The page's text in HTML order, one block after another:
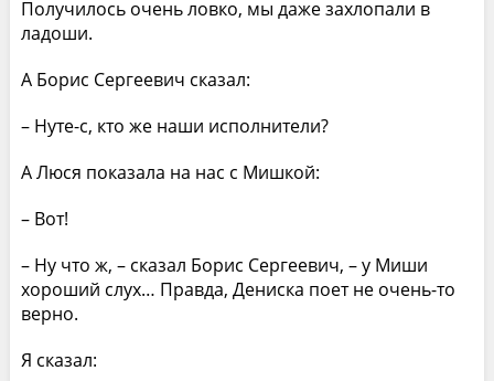
Получилось очень ловко, мы даже захлопали в
ладоши.
А Борис Сергеевич сказал:
– Нуте-с, кто же наши исполнители?
А Люся показала на нас с Мишкой:
– Вот!
– Ну что ж, – сказал Борис Сергеевич, – у Миши
хороший слух… Правда, Дениска поет не очень-то
верно.
Я сказал: